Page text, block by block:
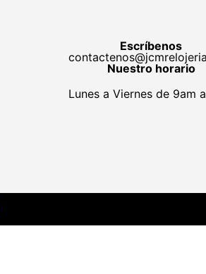
Escríbenos
Nuestro horario
Lunes a Viernes de 9am